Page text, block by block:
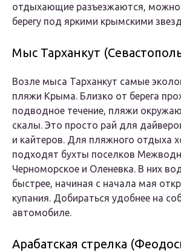
отдыхающие разъезжаются, можно
берегу под яркими крымскими
Мыс Тарханкут
Возле мыса Тарханкут самые
пляжи Крыма. Близко от берега
подводное течение, пляжи
скалы. Это просто рай для
и кайтеров. Для пляжного отдыха
подходят бухты поселков
Черноморское и Оленевка. В них
быстрее, начиная с начала мая
купания. Добираться удобнее на
автомобиле.
Арабатская стрелка